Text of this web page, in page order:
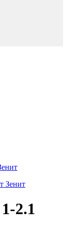
2.1